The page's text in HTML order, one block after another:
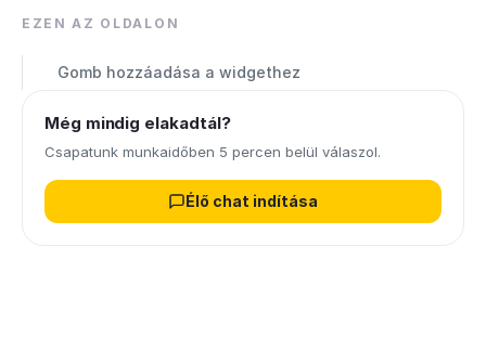
EZEN AZ OLDALON
Gomb hozzáadása a widgethez
Még mindig elakadtál?
Csapatunk munkaidőben 5 percen belül válaszol.
Élő chat indítása